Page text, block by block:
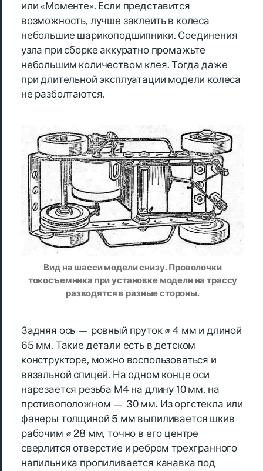
или «Моменте». Если представится
возможность, лучше заклеить в колеса
небольшие шарикоподшипники. Соединения
узла при сборке аккуратно промажьте
небольшим количеством клея. Тогда даже
при длительной эксплуатации модели колеса
не разболтаются.
Вид на шасси модели снизу. Проволочки
токосъемника при установке модели на трассу
разводятся в разные стороны.
Задняя ось — ровный пруток ⌀ 4 мм и длиной
65 мм. Такие детали есть в детском
конструкторе, можно воспользоваться и
вязальной спицей. На одном конце оси
нарезается резьба М4 на длину 10 мм, на
противоположном — 30 мм. Из оргстекла или
фанеры толщиной 5 мм выпиливается шкив
рабочим ⌀ 28 мм, точно в его центре
сверлится отверстие и ребром трехгранного
напильника пропиливается канавка под